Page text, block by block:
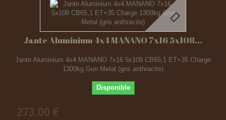
Jante Aluminium 4x4 MANANO 7x16 5x108...
Jante Aluminium 4x4 MANANO 7x16 5x108 CB65,1 ET+35 Charge
1300kg Gun Metal (gris anthracite)
Disponible
273,00 €